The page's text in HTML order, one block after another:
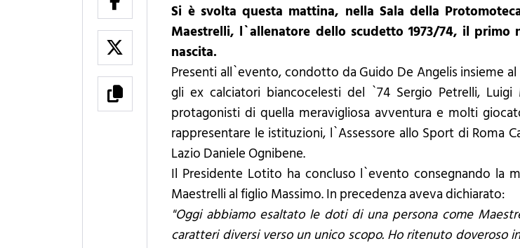
Si è svolta questa mattina, nella Sala della
Maestrelli, l`allenatore dello scudetto 1973/74, il
nascita.
Presenti all`evento, condotto da Guido De Angelis insieme
gli ex calciatori biancocelesti del `74 Sergio Petrelli,
protagonisti di quella meravigliosa avventura e molti
rappresentare le istituzioni, l`Assessore allo Sport di Roma
Lazio Daniele Ognibene.
Il Presidente Lotito ha concluso l`evento consegnando la
Maestrelli al figlio Massimo. In precedenza aveva dichiarato:
"Oggi abbiamo esaltato le doti di una persona come
caratteri diversi verso un unico scopo. Ho ritenuto doveroso